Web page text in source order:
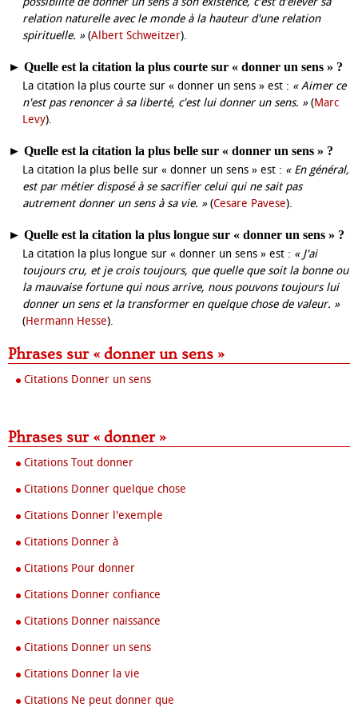
relation naturelle avec le monde à la hauteur d'une relation
spirituelle. »(Albert Schweitzer).
► Quelle est la citation la plus courte sur « donner un sens » ?
La citation la plus courte sur « donner un sens » est : « Aimer ce
n'est pas renoncer à sa liberté, c'est lui donner un sens. »(Marc
Levy).
► Quelle est la citation la plus belle sur « donner un sens » ?
La citation la plus belle sur « donner un sens » est : « En général,
est par métier disposé à se sacrifier celui qui ne sait pas
autrement donner un sens à sa vie. »(Cesare Pavese).
► Quelle est la citation la plus longue sur « donner un sens » ?
La citation la plus longue sur « donner un sens » est : « J'ai
toujours cru, et je crois toujours, que quelle que soit la bonne ou
la mauvaise fortune qui nous arrive, nous pouvons toujours lui
donner un sens et la transformer en quelque chose de valeur. »
(Hermann Hesse).
Phrases sur « donner un sens »
Citations Donner un sens
Phrases sur « donner »
Citations Tout donner
Citations Donner quelque chose
Citations Donner l'exemple
Citations Donner à
Citations Pour donner
Citations Donner confiance
Citations Donner naissance
Citations Donner un sens
Citations Donner la vie
Citations Ne peut donner que